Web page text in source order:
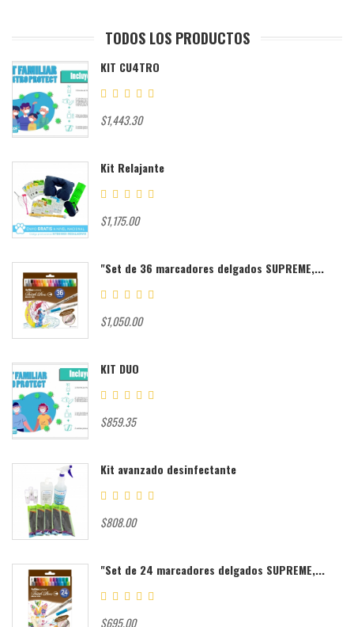
TODOS LOS PRODUCTOS
KIT CU4TRO
$1,443.30
Kit Relajante
$1,175.00
"Set de 36 marcadores delgados SUPREME,...
$1,050.00
KIT DUO
$859.35
Kit avanzado desinfectante
$808.00
"Set de 24 marcadores delgados SUPREME,...
$695.00